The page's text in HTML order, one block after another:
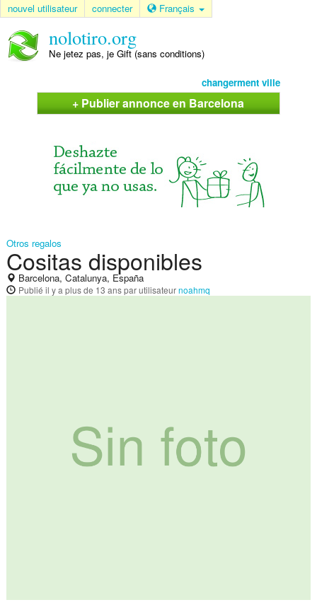
nouvel utilisateur connecter Français
nolotiro.org
Ne jetez pas, je Gift (sans conditions)
changerment ville
+ Publier annonce en Barcelona
Otros regalos
Cositas disponibles
Barcelona, Catalunya, España
Publié il y a plus de 13 anspar utilisateurnoahmq